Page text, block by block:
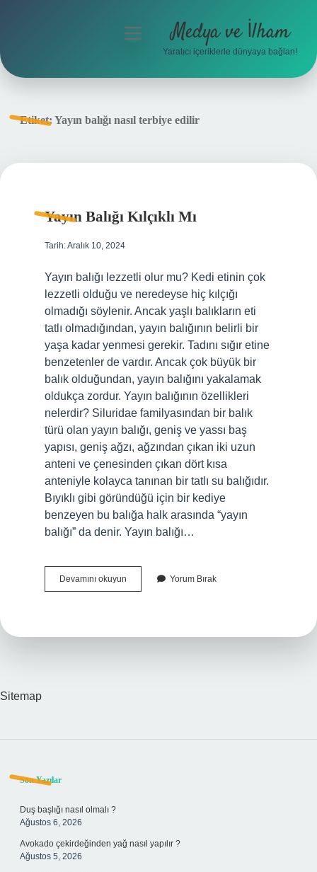
menüyü
Medya ve İlham
Yaratıcı içeriklerle dünyaya bağlan!
Etiket: Yayın balığı nasıl terbiye edilir
Yayın Balığı Kılçıklı Mı
Tarih: Aralık 10, 2024
Yayın balığı lezzetli olur mu? Kedi etinin çok
lezzetli olduğu ve neredeyse hiç kılçığı
olmadığı söylenir. Ancak yaşlı balıkların eti
tatlı olmadığından, yayın balığının belirli bir
yaşa kadar yenmesi gerekir. Tadını sığır etine
benzetenler de vardır. Ancak çok büyük bir
balık olduğundan, yayın balığını yakalamak
oldukça zordur. Yayın balığının özellikleri
nelerdir? Siluridae familyasından bir balık
türü olan yayın balığı, geniş ve yassı baş
yapısı, geniş ağzı, ağzından çıkan iki uzun
anteni ve çenesinden çıkan dört kısa
anteniyle kolayca tanınan bir tatlı su balığıdır.
Bıyıklı gibi göründüğü için bir kediye
benzeyen bu balığa halk arasında “yayın
balığı” da denir. Yayın balığı…
Devamını okuyun
Balığı
Yorum Bırak
Sitemap
Sidebar
Son Yazılar
Duş başlığı nasıl olmalı ?
Ağustos 6, 2026
Avokado çekirdeğinden yağ nasıl yapılır ?
Ağustos 5, 2026